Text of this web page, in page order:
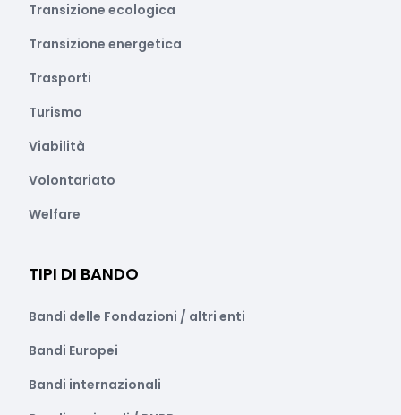
Transizione ecologica
Transizione energetica
Trasporti
Turismo
Viabilità
Volontariato
Welfare
TIPI DI BANDO
Bandi delle Fondazioni / altri enti
Bandi Europei
Bandi internazionali